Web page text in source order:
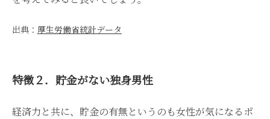
出典： 厚生労働省統計データ
特徴２．貯金がない独身男性
経済力と共に、貯金の有無というのも女性が気になるポ